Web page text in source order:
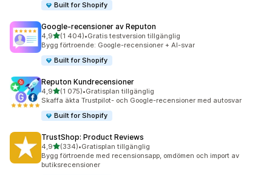
Built for Shopify
Google‑recensioner av Reputon
4,9av 5 stjärnor
(1 404)
1404 recensioner totalt
•Gratis testversion tillgänglig
Bygg förtroende: Google-recensioner + AI-svar
Built for Shopify
Reputon Kundrecensioner
4,9av 5 stjärnor
(1 075)
1075 recensioner totalt
•Gratisplan tillgänglig
Skaffa äkta Trustpilot- och Google-recensioner med autosvar
Built for Shopify
TrustShop: Product Reviews
4,9av 5 stjärnor
(334)
334 recensioner totalt
•Gratisplan tillgänglig
Bygg förtroende med recensionsapp, omdömen och import av
butiksrecensioner